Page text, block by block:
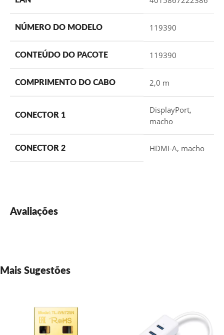
NÚMERO DO MODELO 119390
CONTEÚDO DO PACOTE 119390
COMPRIMENTO DO CABO 2,0 m
CONECTOR 1
DisplayPort,
macho
CONECTOR 2 HDMI-A, macho
Avaliações
Mais Sugestões